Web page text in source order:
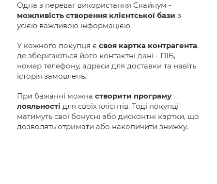
Одна з переваг використання Скайнум -
можливість створення клієнтської бази з
усією важливою інформацією.
У кожного покупця є своя картка контрагента,
де зберігаються його контактні дані - ПІБ,
номер телефону, адреси для доставки та навіть
історія замовлень.
При бажанні можна створити програму
лояльності для своїх клієнтів. Тоді покупці
матимуть свої бонусні або дисконтні картки, що
дозволять отримати або накопичити знижку.